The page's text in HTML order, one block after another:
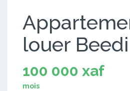
louer Beedi
100 000 xaf
mois